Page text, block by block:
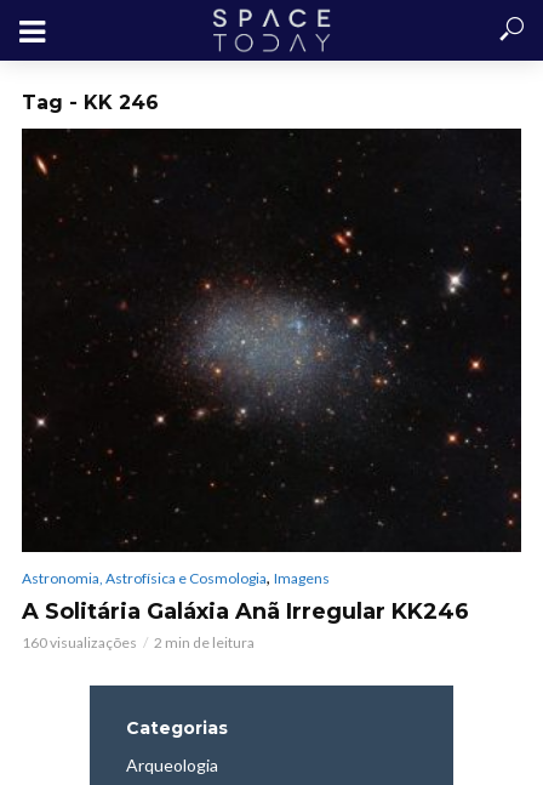
Tag - KK 246
Astronomia, Astrofísica e Cosmologia, Imagens
A Solitária Galáxia Anã Irregular KK246
160 visualizações 2 min de leitura
Categorias
Arqueologia